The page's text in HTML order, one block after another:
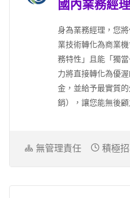
國內業務經
身為業務經理，您
業技術轉化為商業
務特性」且能「獨
力將直接轉化為優
金，並給予最實質
銷），讓您能無後
無管理責任 積極